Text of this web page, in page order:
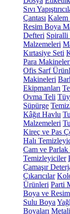
Sıvı
Çantası Kalem
Resim Boya
Defteri Spiralli
Malzemeleri
Kırtasiye Seti
Para
Ofis Sarf
Makineleri
Ekipmanları
Ovma Teli
Süpürge
Kâğıt Havlu
Malzemeleri
Kireç ve Pas
Halı
Cam ve
Temizleyiciler
Çamaşır
Çıkarıcılar
Ürünleri Parti
Boya ve
Sulu Boya
Boyaları